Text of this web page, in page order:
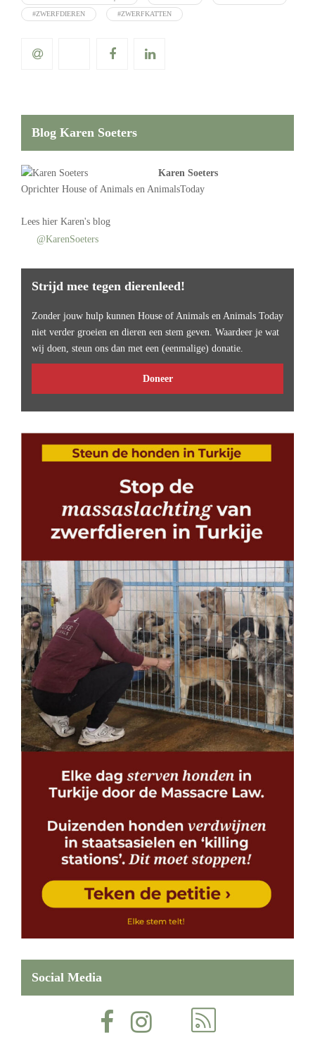
#ZWERFDIEREN #ZWERFKATTEN
Blog Karen Soeters
Karen Soeters
Oprichter House of Animals en AnimalsToday
Lees hier Karen's blog
@KarenSoeters
Strijd mee tegen dierenleed!
Zonder jouw hulp kunnen House of Animals en Animals Today
niet verder groeien en dieren een stem geven. Waardeer je wat
wij doen, steun ons dan met een (eenmalige) donatie.
Doneer
Social Media